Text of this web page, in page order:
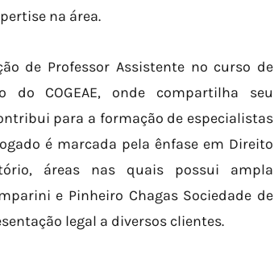
na área.
de Professor Assistente no curso de
do COGEAE, onde compartilha seu
para a formação de especialistas
é marcada pela ênfase em Direito
áreas nas quais possui ampla
e Pinheiro Chagas Sociedade de
legal a diversos clientes.